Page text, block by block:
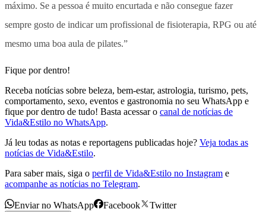
máximo. Se a pessoa é muito encurtada e não consegue fazer
sempre gosto de indicar um profissional de fisioterapia, RPG ou até
mesmo uma boa aula de pilates.”
Fique por dentro!
Receba notícias sobre beleza, bem-estar, astrologia, turismo, pets,
comportamento, sexo, eventos e gastronomia no seu WhatsApp e
fique por dentro de tudo! Basta acessar o canal de notícias de
Vida&Estilo no WhatsApp.
Já leu todas as notas e reportagens publicadas hoje? Veja todas as
notícias de Vida&Estilo.
Para saber mais, siga o perfil de Vida&Estilo no Instagram e
acompanhe as notícias no Telegram.
Enviar no WhatsApp Facebook Twitter